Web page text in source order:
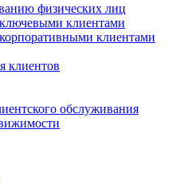
физических лиц
ключевыми клиентами
клиентами
клиентов
обслуживания